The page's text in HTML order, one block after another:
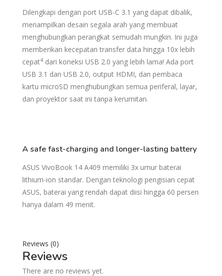
Dilengkapi dengan port USB-C 3.1 yang dapat dibalik,
menampilkan desain segala arah yang membuat
menghubungkan perangkat semudah mungkin. Ini juga
memberikan kecepatan transfer data hingga 10x lebih
cepat4 dari koneksi USB 2.0 yang lebih lama! Ada port
USB 3.1 dan USB 2.0, output HDMI, dan pembaca
kartu microSD menghubungkan semua periferal, layar,
dan proyektor saat ini tanpa kerumitan.
A safe fast-charging and longer-lasting battery
ASUS VivoBook 14 A409 memiliki 3x umur baterai
lithium-ion standar. Dengan teknologi pengisian cepat
ASUS, baterai yang rendah dapat diisi hingga 60 persen
hanya dalam 49 menit.
Reviews (0)
Reviews
There are no reviews yet.